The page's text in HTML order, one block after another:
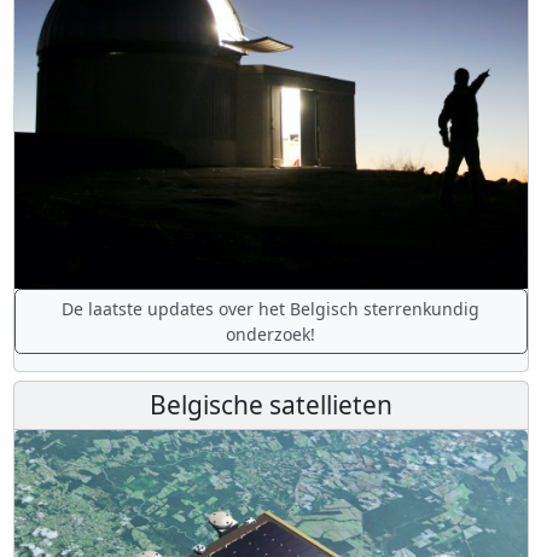
De laatste updates over het Belgisch sterrenkundig
onderzoek!
Belgische satellieten